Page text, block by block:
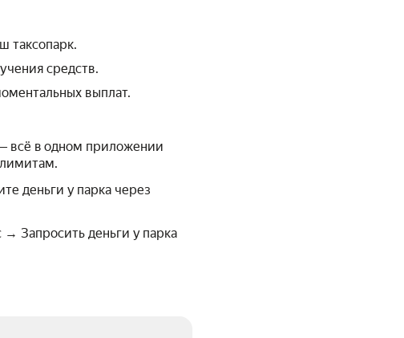
таксопарк.
средств.
выплат.
всё в одном приложении
лимитам.
деньги у парка через
Запросить деньги у парка